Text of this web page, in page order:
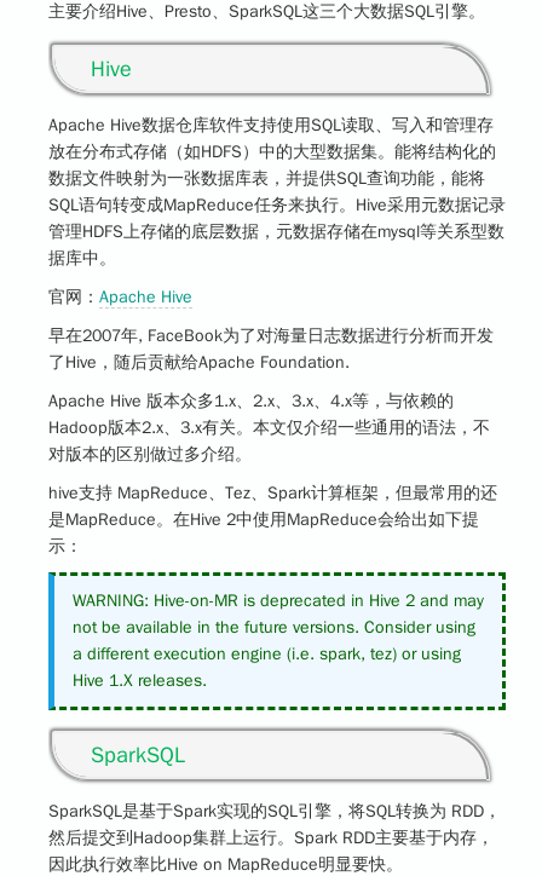
主要介绍Hive、Presto、SparkSQL这三个大数据SQL引擎。
Hive
Apache Hive数据仓库软件支持使用SQL读取、写入和管理存
放在分布式存储（如HDFS）中的大型数据集。能将结构化的
数据文件映射为一张数据库表，并提供SQL查询功能，能将
SQL语句转变成MapReduce任务来执行。Hive采用元数据记录
管理HDFS上存储的底层数据，元数据存储在mysql等关系型数
据库中。
官网： Apache Hive
早在2007年, FaceBook为了对海量日志数据进行分析而开发
了Hive，随后贡献给Apache Foundation.
Apache Hive 版本众多1.x、2.x、3.x、4.x等，与依赖的
Hadoop版本2.x、3.x有关。本文仅介绍一些通用的语法，不
对版本的区别做过多介绍。
hive支持 MapReduce、Tez、Spark计算框架，但最常用的还
是MapReduce。在Hive 2中使用MapReduce会给出如下提
示：
WARNING: Hive-on-MR is deprecated in Hive 2 and may
not be available in the future versions. Consider using
a different execution engine (i.e. spark, tez) or using
Hive 1.X releases.
SparkSQL
SparkSQL是基于Spark实现的SQL引擎，将SQL转换为 RDD，
然后提交到Hadoop集群上运行。Spark RDD主要基于内存，
因此执行效率比Hive on MapReduce明显要快。